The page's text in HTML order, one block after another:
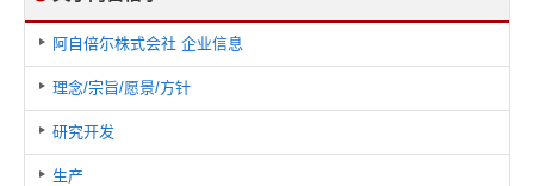
阿自倍尓株式会社 企业信息
理念/宗旨/愿景/方针
研究开发
生产